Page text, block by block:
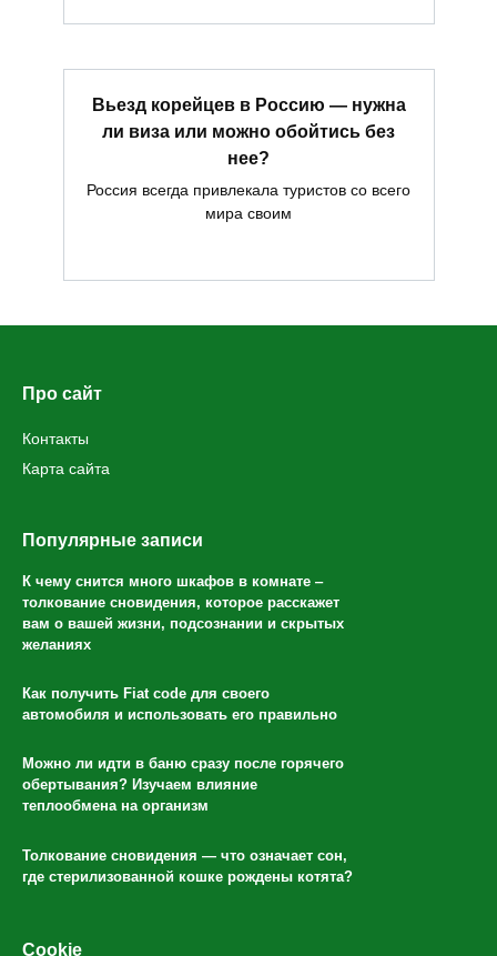
Вьезд корейцев в Россию — нужна
ли виза или можно обойтись без
нее?
Россия всегда привлекала туристов со всего
мира своим
Про сайт
Контакты
Карта сайта
Популярные записи
К чему снится много шкафов в комнате ‒
толкование сновидения, которое расскажет
вам о вашей жизни, подсознании и скрытых
желаниях
Как получить Fiat code для своего
автомобиля и использовать его правильно
Можно ли идти в баню сразу после горячего
обертывания? Изучаем влияние
теплообмена на организм
Толкование сновидения — что означает сон,
где стерилизованной кошке рождены котята?
Cookie